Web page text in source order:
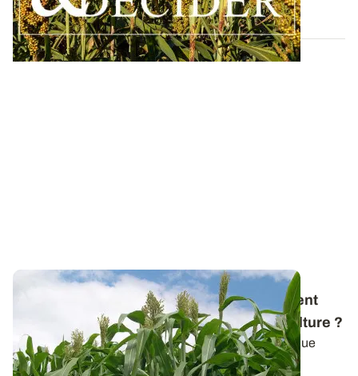
30 MARS 2026
Diversification - Atouts du sorgho : comment
peut-il s’intégrer dans les systèmes de culture ?
Alors que la multiplication des aléas incite, autant que
possible, à diversifier les...